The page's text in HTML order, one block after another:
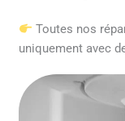
Toutes nos
uniquement avec